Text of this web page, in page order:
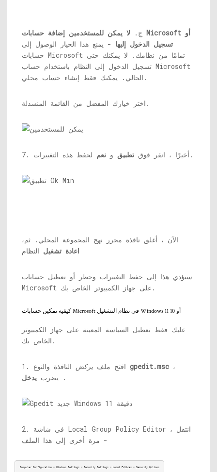
ج. لا يمكن للمستخدمين إضافة حسابات Microsoft أو
تسجيل الدخول إليها - يمنع هذا الخيار الوصول إلى
حسابات Microsoft تمامًا من نظامك. لا يمكنك حتى
تسجيل الدخول إلى النظام باستخدام حساب Microsoft
الحالي. يمكنك فقط إنشاء حساب محلي.
اختر خيارك المفضل من القائمة المنسدلة.
7. أخيرًا ، انقر فوق تطبيق و نعم لحفظ هذه التغييرات.
الآن ، أغلق نافذة محرر نهج المجموعة المحلي. ثم،
اعادة تشغيل النظام
سيؤدي هذا إلى حفظ التغييرات وحظر أو تعطيل حسابات
Microsoft على جهاز الكمبيوتر الخاص بك.
كيفية تمكين حسابات Microsoft في نظام التشغيل Windows 11 أو 10
عليك فقط تعطيل السياسة المعينة على جهاز الكمبيوتر
الخاص بك.
1. افتح ملف يركض gpedit.msc ،
يضرب يدخل .
2. في شاشة Local Group Policy Editor ، انتقل
مرة أخرى إلى هذا الملف -
Computer Configuration > Windows Settings > Security Settings > Local Polices > Security Options